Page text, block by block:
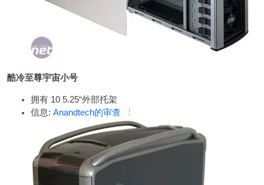
酷冷至尊宇宙小号
拥有 10 5.25“外部托架
信息:Anandtech的审查